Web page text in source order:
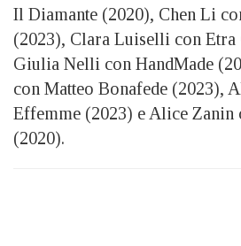
Il Diamante (2020), Chen Li
(2023), Clara Luiselli con
Giulia Nelli con HandMade
con Matteo Bonafede (2023),
Effemme (2023) e Alice
(2020).